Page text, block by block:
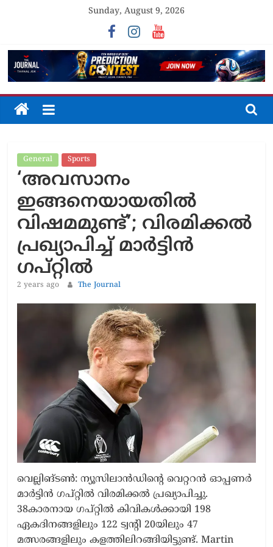
Sunday, August 9, 2026
The
Unfolding
The
General Sports
‘അവസാനം
ഇങ്ങനെയായതിൽ
വിഷമമുണ്ട്’; വിരമിക്കൽ
പ്രഖ്യാപിച്ച് മാർട്ടിൻ
ഗപ്റ്റിൽ
2 years ago The Journal
വെല്ലിങ്ടൺ: ന്യൂസിലാൻഡിന്റെ വെറ്ററൻ ഓപ്പണർ
മാർട്ടിൻ ഗപ്റ്റിൽ വിരമിക്കൽ പ്രഖ്യാപിച്ചു.
38കാരനായ ഗപ്റ്റിൽ കിവികൾക്കായി 198
ഏകദിനങ്ങളിലും 122 ട്വന്റി 20യിലും 47
മത്സരങ്ങളിലും കളത്തിലിറങ്ങിയിട്ടുണ്ട്. Martin